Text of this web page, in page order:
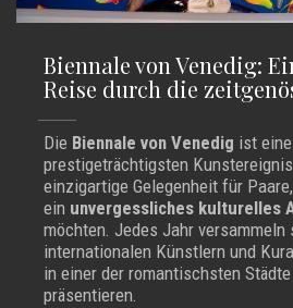
Biennale von Venedig:
Reise durch die
Die Biennale von Venedig ist
prestigeträchtigsten
einzigartige Gelegenheit für
ein unvergessliches kulturelles
möchten. Jedes Jahr versammeln
internationalen Künstlern und
in einer der romantischsten
präsentieren.